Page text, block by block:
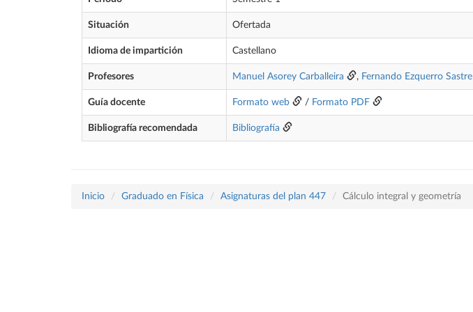
Situación Ofertada
Idioma de impartición Castellano
Profesores Manuel Asorey Carballeira , Fernando Ezquerro Sastre
Guía docente Formato web / Formato PDF
Bibliografía recomendada Bibliografía
Inicio Graduado en Física Asignaturas del plan 447 Cálculo integral y geometría